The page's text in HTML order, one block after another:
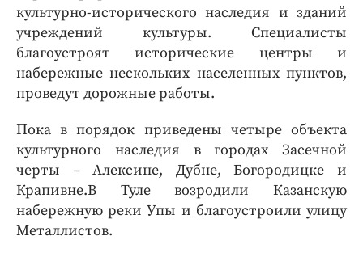
культурно-исторического наследия и зданий
учреждений культуры. Специалисты
благоустроят исторические центры и
набережные нескольких населенных пунктов,
проведут дорожные работы.
Пока в порядок приведены четыре объекта
культурного наследия в городах Засечной
черты – Алексине, Дубне, Богородицке и
Крапивне.В Туле возродили Казанскую
набережную реки Упы и благоустроили улицу
Металлистов.